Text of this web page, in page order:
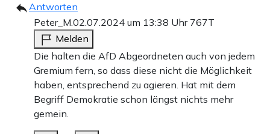
Antworten
Peter_M.02.07.2024 um 13:38 Uhr 767T
Melden
Die halten die AfD Abgeordneten auch von jedem
Gremium fern, so dass diese nicht die Möglichkeit
haben, entsprechend zu agieren. Hat mit dem
Begriff Demokratie schon längst nichts mehr
gemein.